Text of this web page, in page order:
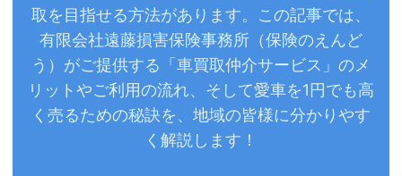
取を目指せる方法があります。この記事では、
有限会社遠藤損害保険事務所（保険のえんど
う）がご提供する「車買取仲介サービス」のメ
リットやご利用の流れ、そして愛車を1円でも高
く売るための秘訣を、地域の皆様に分かりやす
く解説します！